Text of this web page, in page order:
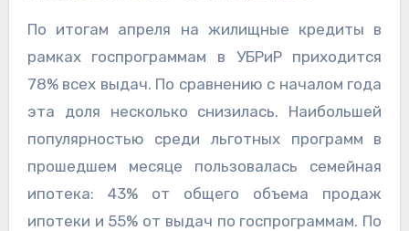
По итогам апреля на жилищные кредиты в
рамках госпрограммам в УБРиР приходится
78% всех выдач. По сравнению с началом года
эта доля несколько снизилась. Наибольшей
популярностью среди льготных программ в
прошедшем месяце пользовалась семейная
ипотека: 43% от общего объема продаж
ипотеки и 55% от выдач по госпрограммам. По